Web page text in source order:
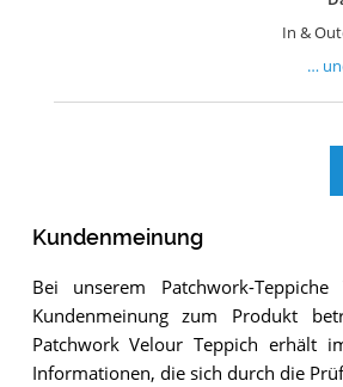
In &
…
Kundenmeinung
Bei unserem Patchwork-Teppiche
Kundenmeinung zum Produkt
Patchwork Velour Teppich erhält
Informationen, die sich durch die